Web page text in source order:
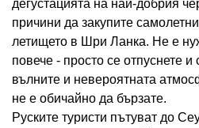
дегустацията на най-добрия
причини да закупите
летището в Шри Ланка. Не е
повече - просто се отпуснете
вълните и невероятната
не е обичайно да бързате.
Руските туристи пътуват до